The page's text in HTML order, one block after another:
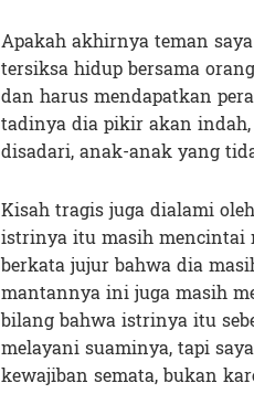
Apakah akhirnya teman
tersiksa hidup bersama
dan harus mendapatkan
tadinya dia pikir akan
disadari, anak-anak yang
Kisah tragis juga dialami
istrinya itu masih mencintai
berkata jujur bahwa dia
mantannya ini juga masih
bilang bahwa istrinya itu
melayani suaminya, tapi
kewajiban semata, bukan